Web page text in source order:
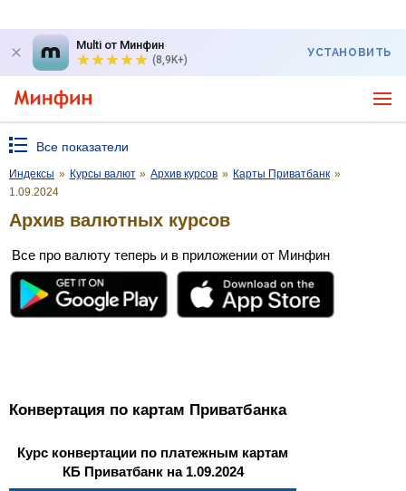
Multi от Минфин
(8,9K+)
УСТАНОВИТЬ
Все показатели
Индексы » Курсы валют » Архив курсов » Карты Приватбанк »
1.09.2024
Архив валютных курсов
Все про валюту теперь и в приложении от Минфин
Конвертация по картам Приватбанка
Курс конвертации по платежным картам
КБ Приватбанк на 1.09.2024